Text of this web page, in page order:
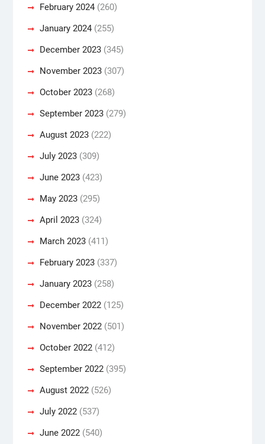
February 2024(260)
January 2024(255)
December 2023(345)
November 2023(307)
October 2023(268)
September 2023(279)
August 2023(222)
July 2023(309)
June 2023(423)
May 2023(295)
April 2023(324)
March 2023(411)
February 2023(337)
January 2023(258)
December 2022(125)
November 2022(501)
October 2022(412)
September 2022(395)
August 2022(526)
July 2022(537)
June 2022(540)